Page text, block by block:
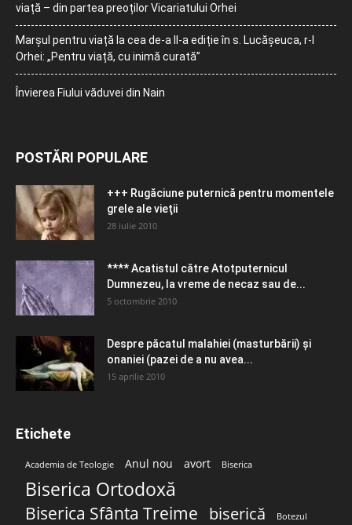
viață – din partea preoților Vicariatului Orhei
Marșul pentru viață la cea de-a II-a ediție în s. Lucășeuca, r-l
Orhei: „Pentru viață, cu inimă curată”
Învierea Fiului văduvei din Nain
POSTĂRI POPULARE
+++ Rugăciune puternică pentru momentele
grele ale vieţii
28 iulie 2010
**** Acatistul către Atotputernicul
Dumnezeu, la vreme de necaz sau de...
5 octombrie 2010
Despre păcatul malahiei (masturbării) şi
onaniei (pazei de a nu avea...
15 aprilie 2010
Etichete
Academia de Teologie Anul nou avort Biserica
Biserica Ortodoxă
Biserica Sfânta Treime biserică Botezul